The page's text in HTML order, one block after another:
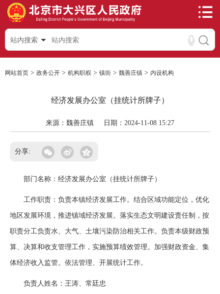
站内搜索
网站首页 > 政务公开 > 机构职权 > 镇街 > 魏善庄镇 > 内设机构
经济发展办公室（挂统计所牌子）
来源：魏善庄镇 日期：2024-11-08 15:27
分享:
部门名称：经济发展办公室（挂统计所牌子）
工作职责：负责本镇经济发展工作。结合区域功能定位，优化
地区发展环境，推进镇域经济发展。落实生态文明建设责任制，按
职责分工负责水、大气、土壤污染防治相关工作。负责本级财政预
算、决算和收支管理工作，实施预算绩效管理。加强财政资金、集
体经济收入监管。依法管理、开展统计工作。
负责人姓名：王涛、常廷忠